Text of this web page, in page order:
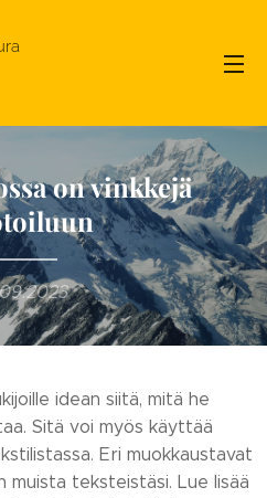
on vinkkejä
idean siitä, mitä he
Sitä voi myös käyttää
Eri muokkaustavat
teksteistäsi. Lue lisää